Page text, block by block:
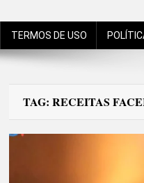
TERMOS DE USO
TAG: RECEITAS